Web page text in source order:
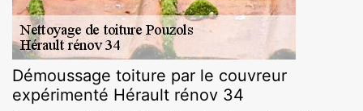
Démoussage toiture par le couvreur
expérimenté Hérault rénov 34